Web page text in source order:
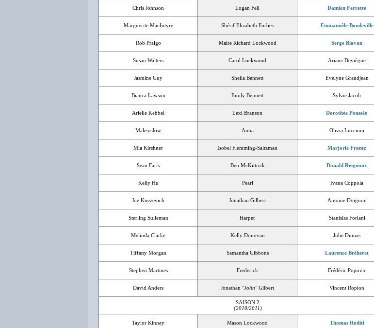
Chris Johnson Logan Fell Damien Ferrette
Marguerite MacIntyre Shérif Elizabeth Forbes Emmanuèle Bondeville
Rob Pralgo Maire Richard Lockwood Serge Biavan
Susan Walters Carol Lockwood Ariane Deviègue
Jasmine Guy Sheila Bennett Evelyne Grandjean
Bianca Lawson Emily Bennett Sylvie Jacob
Arielle Kebbel Lexi Branson Dorothée Pousséo
Malese Jow Anna Olivia Luccioni
Mia Kirshner Isobel Flemming-Saltzman Marjorie Frantz
Sean Faris Ben McKittrick Donald Reignoux
Kelly Hu Pearl Ivana Coppola
Joe Knezevich Jonathan Gilbert Antoine Doignon
Sterling Sulieman Harper Stanislas Forlani
Melinda Clarke Kelly Donovan Julie Dumas
Tiffany Morgan Samantha Gibbons Laurence Bréheret
Stephen Martines Frederick Frédéric Popovic
David Anders Jonathan "John" Gilbert Vincent Ropion
SAISON 2
(2010/2011)
Taylor Kinney Mason Lockwood Thomas Roditi